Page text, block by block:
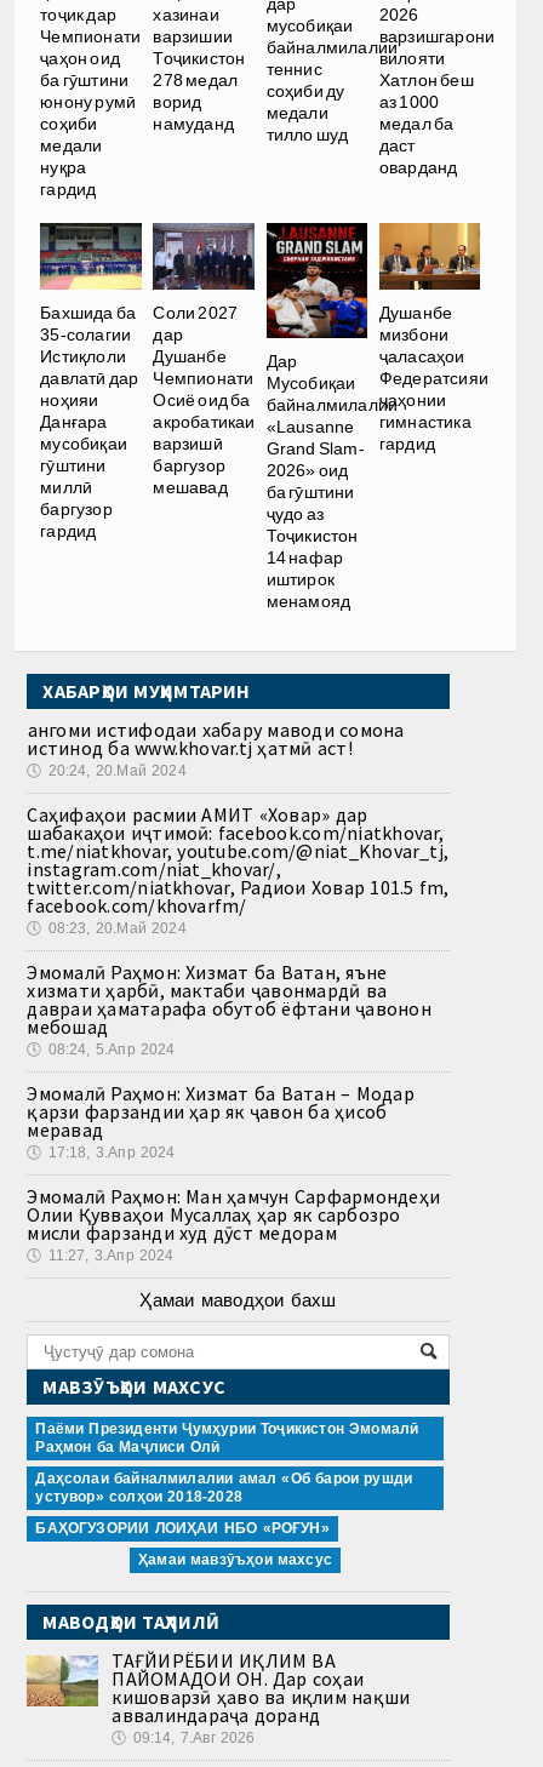
тоҷик дар
Чемпионати
ҷаҳон оид
ба гӯштини
юнону румӣ
соҳиби
медали
нуқра
гардид
хазинаи
варзишии
Тоҷикистон
278 медал
ворид
намуданд
дар
мусобиқаи
байналмилалии
теннис
соҳиби ду
медали
тилло шуд
2026
варзишгарони
вилояти
Хатлон беш
аз 1000
медал ба
даст
оварданд
Бахшида ба
35-солагии
Истиқлоли
давлатӣ дар
ноҳияи
Данғара
мусобиқаи
гӯштини
миллӣ
баргузор
гардид
Соли 2027
дар
Душанбе
Чемпионати
Осиё оид ба
акробатикаи
варзишӣ
баргузор
мешавад
Дар
Мусобиқаи
байналмилалии
«Lausanne
Grand Slam-
2026» оид
ба гӯштини
ҷудо аз
Тоҷикистон
14 нафар
иштирок
менамояд
Душанбе
мизбони
ҷаласаҳои
Федератсияи
ҷаҳонии
гимнастика
гардид
ХАБАРҲОИ МУҲИМТАРИН
Ҳангоми истифодаи хабару маводи сомона
истинод ба www.khovar.tj ҳатмӣ аст!
🕔 20:24, 20.Май 2024
Саҳифаҳои расмии АМИТ «Ховар» дар
шабакаҳои иҷтимоӣ: facebook.com/niatkhovar,
t.me/niatkhovar, youtube.com/@niat_Khovar_tj,
instagram.com/niat_khovar/,
twitter.com/niatkhovar, Радиои Ховар 101.5 fm,
facebook.com/khovarfm/
🕔 08:23, 20.Май 2024
Эмомалӣ Раҳмон: Хизмат ба Ватан, яъне
хизмати ҳарбӣ, мактаби ҷавонмардӣ ва
давраи ҳаматарафа обутоб ёфтани ҷавонон
мебошад
🕔 08:24, 5.Апр 2024
Эмомалӣ Раҳмон: Хизмат ба Ватан – Модар
қарзи фарзандии ҳар як ҷавон ба ҳисоб
меравад
🕔 17:18, 3.Апр 2024
Эмомалӣ Раҳмон: Ман ҳамчун Сарфармондеҳи
Олии Қувваҳои Мусаллаҳ ҳар як сарбозро
мисли фарзанди худ дӯст медорам
🕔 11:27, 3.Апр 2024
Ҳамаи маводҳои бахш
МАВЗӮЪҲОИ МАХСУС
Паёми Президенти Ҷумҳурии Тоҷикистон Эмомалӣ
Раҳмон ба Маҷлиси Олӣ
Даҳсолаи байналмилалии амал «Об барои рушди
устувор» солҳои 2018-2028
БАҲОГУЗОРИИ ЛОИҲАИ НБО «РОҒУН»
Ҳамаи мавзӯъҳои махсус
МАВОДҲОИ ТАҲЛИЛӢ
ТАҒЙИРЁБИИ ИҚЛИМ ВА
ПАЙОМАДҲОИ ОН. Дар соҳаи
кишоварзӣ ҳаво ва иқлим нақши
аввалиндараҷа доранд
🕔 09:14, 7.Авг 2026